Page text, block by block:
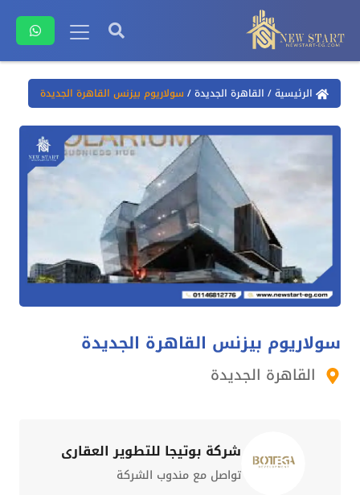
الرئيسية/ القاهرة الجديدة/ سولاريوم بيزنس القاهرة الجديدة
سولاريوم بيزنس القاهرة الجديدة
القاهرة الجديدة
شركة بوتيجا للتطوير العقاري
تواصل مع مندوب الشركة